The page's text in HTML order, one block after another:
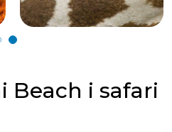
Beach i safari